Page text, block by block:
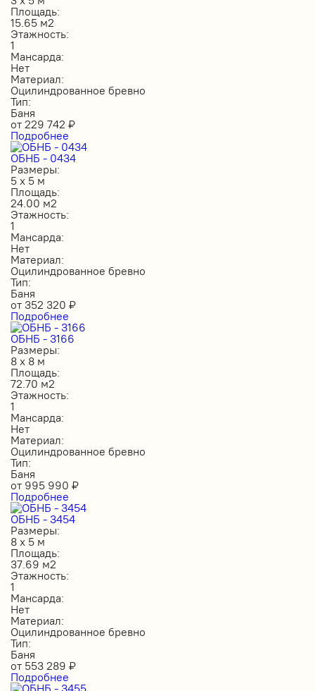
Площадь:
15.65 м2
Этажность:
1
Мансарда:
Нет
Материал:
Оцилиндрованное бревно
Тип:
Баня
от 229 742 ₽
Подробнее
ОБНБ - 0434
Размеры:
5 х 5 м
Площадь:
24.00 м2
Этажность:
1
Мансарда:
Нет
Материал:
Оцилиндрованное бревно
Тип:
Баня
от 352 320 ₽
Подробнее
ОБНБ - 3166
Размеры:
8 х 8 м
Площадь:
72.70 м2
Этажность:
1
Мансарда:
Нет
Материал:
Оцилиндрованное бревно
Тип:
Баня
от 995 990 ₽
Подробнее
ОБНБ - 3454
Размеры:
8 х 5 м
Площадь:
37.69 м2
Этажность:
1
Мансарда:
Нет
Материал:
Оцилиндрованное бревно
Тип:
Баня
от 553 289 ₽
Подробнее